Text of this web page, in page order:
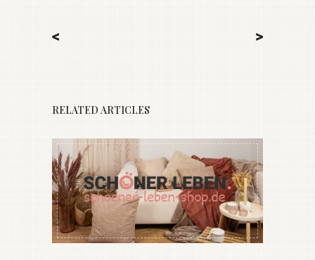
< >
RELATED ARTICLES